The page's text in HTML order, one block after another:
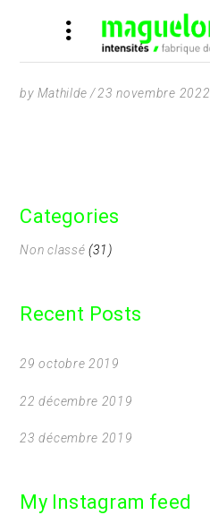
by Mathilde 23 novembre 2022
Categories
Non classé (31)
Recent Posts
29 octobre 2019
22 décembre 2019
23 décembre 2019
My Instagram feed